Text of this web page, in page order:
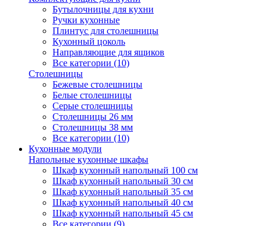
Бутылочницы для кухни
Ручки кухонные
Плинтус для столешницы
Кухонный цоколь
Направляющие для ящиков
Все категории (10)
Столешницы
Бежевые столешницы
Белые столешницы
Серые столешницы
Столешницы 26 мм
Столешницы 38 мм
Все категории (10)
Кухонные модули
Напольные кухонные шкафы
Шкаф кухонный напольный 100 см
Шкаф кухонный напольный 30 см
Шкаф кухонный напольный 35 см
Шкаф кухонный напольный 40 см
Шкаф кухонный напольный 45 см
Все категории (9)